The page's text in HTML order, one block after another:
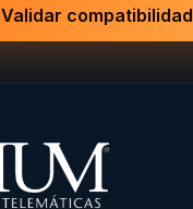
Validar compatibilidad